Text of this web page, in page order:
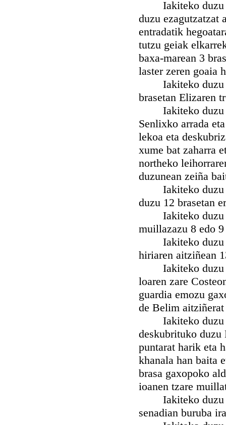
Iakiteko duzu
duzu ezagutzatzat
entradatik
tutzu geiak
baxa-marean 3
laster zeren goaia
Iakiteko duzu
brasetan Elizaren
Iakiteko duzu
Senlixko arrada
lekoa eta
xume bat zaharra
northeko
duzunean zeiña
Iakiteko duzu
duzu 12 brasetan
Iakiteko duzu
muillazazu 8 edo
Iakiteko duzu
hiriaren aitziñean
Iakiteko duzu
loaren zare
guardia emozu
de Belim aitziñerat
Iakiteko duzu
deskubrituko duzu
puntarat harik eta
khanala han baita
brasa gaxopoko
ioanen tzare
Iakiteko duzu
senadian buruba